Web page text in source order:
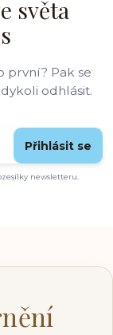
světa
první? Pak se
odhlásit.
Přihlásit se
newsletteru.